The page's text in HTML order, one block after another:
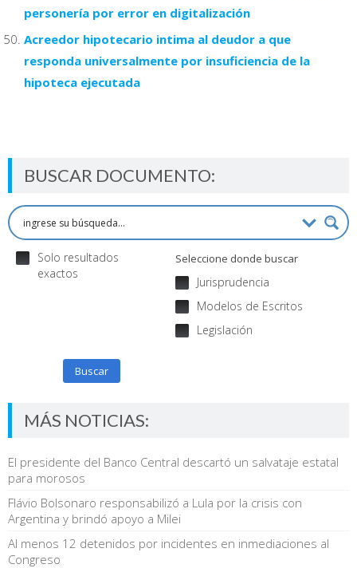
personería por error en digitalización
Acreedor hipotecario intima al deudor a que
responda universalmente por insuficiencia de la
hipoteca ejecutada
BUSCAR DOCUMENTO:
Solo resultados
exactos
Seleccione donde buscar
Jurisprudencia
Modelos de Escritos
Legislación
Buscar
MÁS NOTICIAS:
El presidente del Banco Central descartó un salvataje estatal
para morosos
Flávio Bolsonaro responsabilizó a Lula por la crisis con
Argentina y brindó apoyo a Milei
Al menos 12 detenidos por incidentes en inmediaciones al
Congreso